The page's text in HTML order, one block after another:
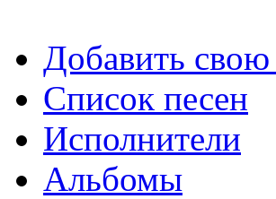
Добавить
Список песен
Исполнители
Альбомы